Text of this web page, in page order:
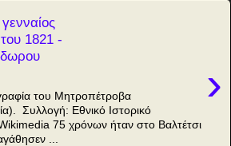
1821 -
›
του Μητροπέτροβα
Συλλογή: Εθνικό Ιστορικό
75 χρόνων ήταν στο Βαλτέτσι
...